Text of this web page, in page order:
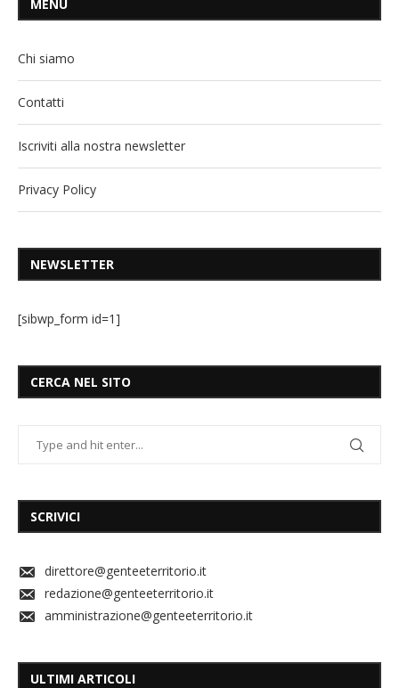
MENU
Chi siamo
Contatti
Iscriviti alla nostra newsletter
Privacy Policy
NEWSLETTER
[sibwp_form id=1]
CERCA NEL SITO
SCRIVICI
direttore@genteeterritorio.it
redazione@genteeterritorio.it
amministrazione@genteeterritorio.it
ULTIMI ARTICOLI